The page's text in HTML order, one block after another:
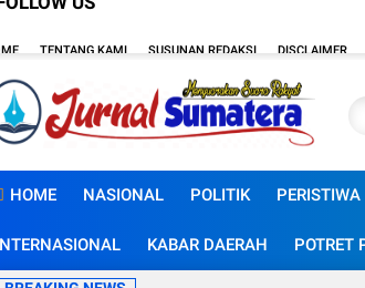
TENTANG KAMI SUSUNAN REDAKSI DISCLAIMER
HOME NASIONAL POLITIK PERISTIWA
KABAR DAERAH POTRET